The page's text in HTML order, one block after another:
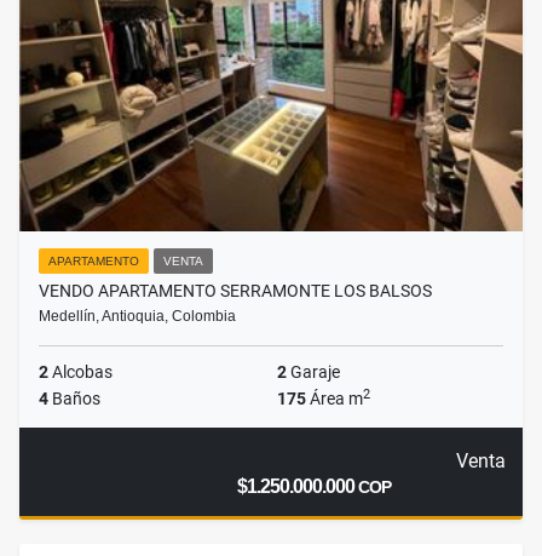
APARTAMENTO VENTA
VENDO APARTAMENTO SERRAMONTE LOS BALSOS
Medellín, Antioquia, Colombia
2Alcobas 2Garaje
4 Baños 175Área m2
Venta
$1.250.000.000COP